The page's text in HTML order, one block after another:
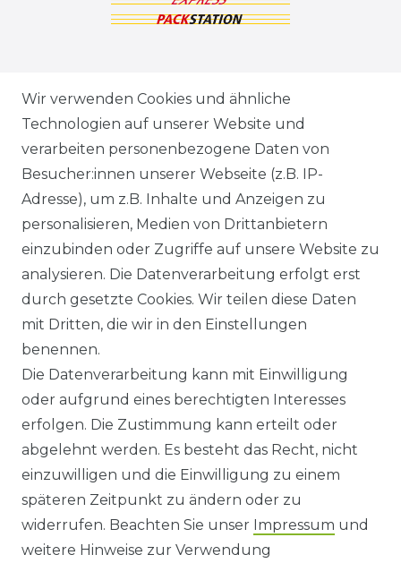
VERSANDARTEN & -KOSTEN
GEWERBETREIBENDE?
HILFE
KONTAKT
ANFAHRT
WIDERRUFS­FORMULAR
HINWEISE ZUR BATTERIEENTSORGUNG
IMPRESSUM
AGB UND KUNDENINFORMATIONEN
Wir verwenden Cookies und ähnliche
Technologien auf unserer Website und
verarbeiten personenbezogene Daten von
Besucher:innen unserer Webseite (z.B. IP-
Adresse), um z.B. Inhalte und Anzeigen zu
personalisieren, Medien von Drittanbietern
einzubinden oder Zugriffe auf unsere Website zu
analysieren. Die Datenverarbeitung erfolgt erst
durch gesetzte Cookies. Wir teilen diese Daten
mit Dritten, die wir in den Einstellungen
benennen.
Die Datenverarbeitung kann mit Einwilligung
oder aufgrund eines berechtigten Interesses
erfolgen. Die Zustimmung kann erteilt oder
abgelehnt werden. Es besteht das Recht, nicht
einzuwilligen und die Einwilligung zu einem
späteren Zeitpunkt zu ändern oder zu
widerrufen. Beachten Sie unser Impressum und
weitere Hinweise zur Verwendung